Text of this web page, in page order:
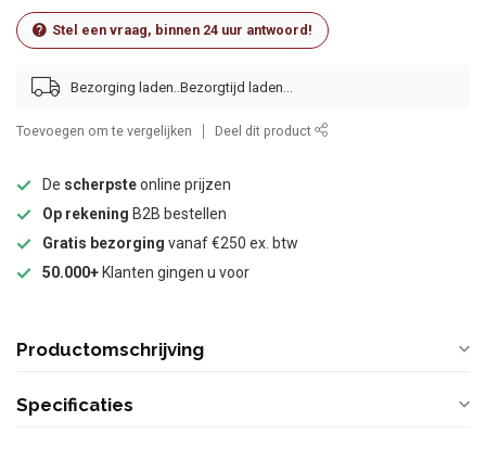
Stel een vraag, binnen 24 uur antwoord!
Bezorging laden..
Toevoegen om te vergelijken Deel dit product
De scherpsteonline prijzen
Op rekening B2B bestellen
Gratis bezorging vanaf €250 ex. btw
50.000+ Klanten gingen u voor
Productomschrijving
Specificaties